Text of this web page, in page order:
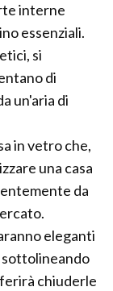
interne
essenziali.
si
di
un'aria di
in vetro che,
una casa
da
eleganti
sottolineando
chiuderle